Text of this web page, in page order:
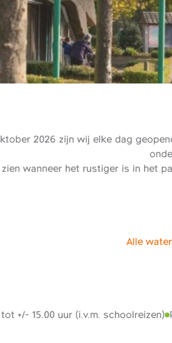
2026 zijn wij elke dag
zien wanneer het rustiger is in het
Alle
+/- 15.00 uur (i.v.m. schoolreizen)